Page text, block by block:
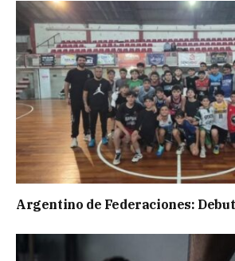
Argentino de Federaciones: